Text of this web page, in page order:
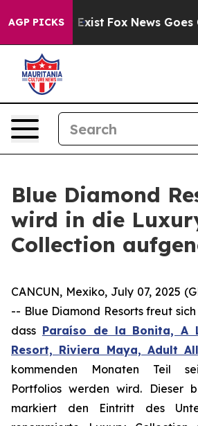
AGP PICKS
They Exist Fox News Goes
Blue Diamond
wird in die
Collection
CANCUN, Mexiko, July 07, 2025
-- Blue Diamond Resorts freut
dass Paraíso de la Bonita, A
Resort, Riviera Maya, Adult
kommenden Monaten Teil
Portfolios werden wird. Dieser
markiert den Eintritt des